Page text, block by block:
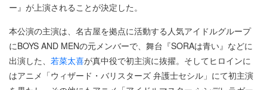
ー』が上演されることが決定した。
本公演の主演は、名古屋を拠点に活動する人気アイドルグループ
にBOYS AND MENの元メンバーで、舞台『SORAは青い』などに
出演した、 若菜太喜が真中役で初主演に抜擢。そしてヒロインに
はアニメ「ウィザード・バリスターズ 弁護士セシル」にて初主演